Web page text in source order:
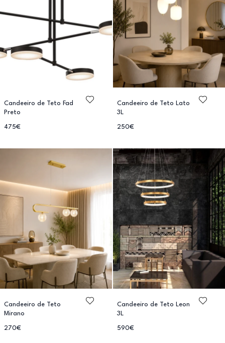
Candeeiro de Teto Fad
Preto
475€
Candeeiro de Teto Lato
3L
250€
Candeeiro de Teto
Mirano
270€
Candeeiro de Teto Leon
3L
590€